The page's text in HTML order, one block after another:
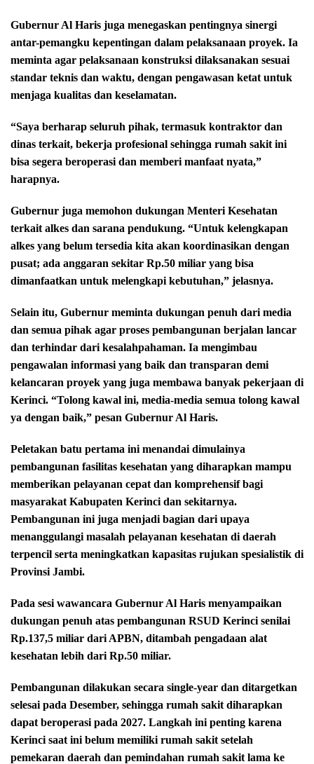
Gubernur Al Haris juga menegaskan pentingnya sinergi
antar-pemangku kepentingan dalam pelaksanaan proyek. Ia
meminta agar pelaksanaan konstruksi dilaksanakan sesuai
standar teknis dan waktu, dengan pengawasan ketat untuk
menjaga kualitas dan keselamatan.
“Saya berharap seluruh pihak, termasuk kontraktor dan
dinas terkait, bekerja profesional sehingga rumah sakit ini
bisa segera beroperasi dan memberi manfaat nyata,”
harapnya.
Gubernur juga memohon dukungan Menteri Kesehatan
terkait alkes dan sarana pendukung. “Untuk kelengkapan
alkes yang belum tersedia kita akan koordinasikan dengan
pusat; ada anggaran sekitar Rp.50 miliar yang bisa
dimanfaatkan untuk melengkapi kebutuhan,” jelasnya.
Selain itu, Gubernur meminta dukungan penuh dari media
dan semua pihak agar proses pembangunan berjalan lancar
dan terhindar dari kesalahpahaman. Ia mengimbau
pengawalan informasi yang baik dan transparan demi
kelancaran proyek yang juga membawa banyak pekerjaan di
Kerinci. “Tolong kawal ini, media-media semua tolong kawal
ya dengan baik,” pesan Gubernur Al Haris.
Peletakan batu pertama ini menandai dimulainya
pembangunan fasilitas kesehatan yang diharapkan mampu
memberikan pelayanan cepat dan komprehensif bagi
masyarakat Kabupaten Kerinci dan sekitarnya.
Pembangunan ini juga menjadi bagian dari upaya
menanggulangi masalah pelayanan kesehatan di daerah
terpencil serta meningkatkan kapasitas rujukan spesialistik di
Provinsi Jambi.
Pada sesi wawancara Gubernur Al Haris menyampaikan
dukungan penuh atas pembangunan RSUD Kerinci senilai
Rp.137,5 miliar dari APBN, ditambah pengadaan alat
kesehatan lebih dari Rp.50 miliar.
Pembangunan dilakukan secara single-year dan ditargetkan
selesai pada Desember, sehingga rumah sakit diharapkan
dapat beroperasi pada 2027. Langkah ini penting karena
Kerinci saat ini belum memiliki rumah sakit setelah
pemekaran daerah dan pemindahan rumah sakit lama ke